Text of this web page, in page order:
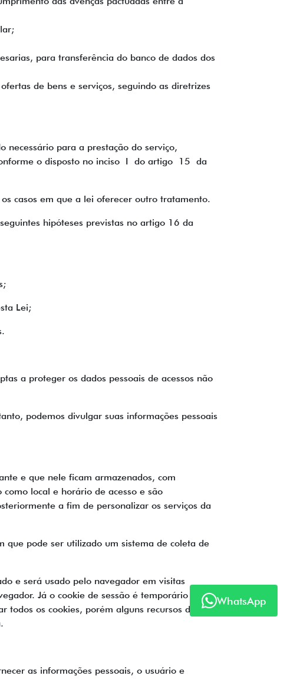
para transferência do banco de dados dos
de bens e serviços, seguindo as diretrizes
necessário para a prestação do serviço,
o disposto no inciso I do artigo 15 da
casos em que a lei oferecer outro tratamento.
hipóteses previstas no artigo 16 da
Lei;
a proteger os dados pessoais de acessos não
podemos divulgar suas informações pessoais
e que nele ficam armazenados, com
como local e horário de acesso e são
a fim de personalizar os serviços da
que pode ser utilizado um sistema de coleta de
e será usado pelo navegador em visitas
Já o cookie de sessão é temporário e
os cookies, porém alguns recursos da
as informações pessoais, o usuário e
WhatsApp